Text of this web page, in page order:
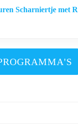
Scharniertje met